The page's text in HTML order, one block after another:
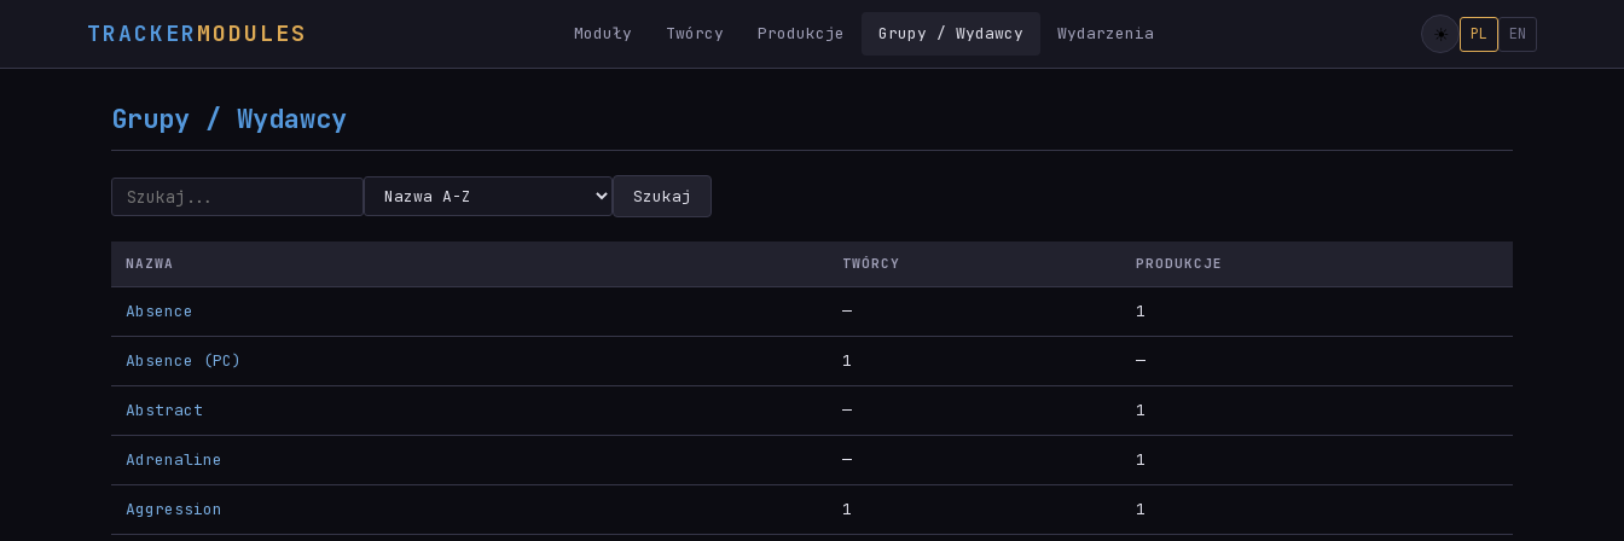
TRACKERMODULES Moduły Twórcy Produkcje Grupy / Wydawcy Wydarzenia PL EN
Grupy / Wydawcy
Szukaj
NAZWA TWÓRCY PRODUKCJE
Absence — 1
Absence (PC) 1 —
Abstract — 1
Adrenaline — 1
Aggression 1 1